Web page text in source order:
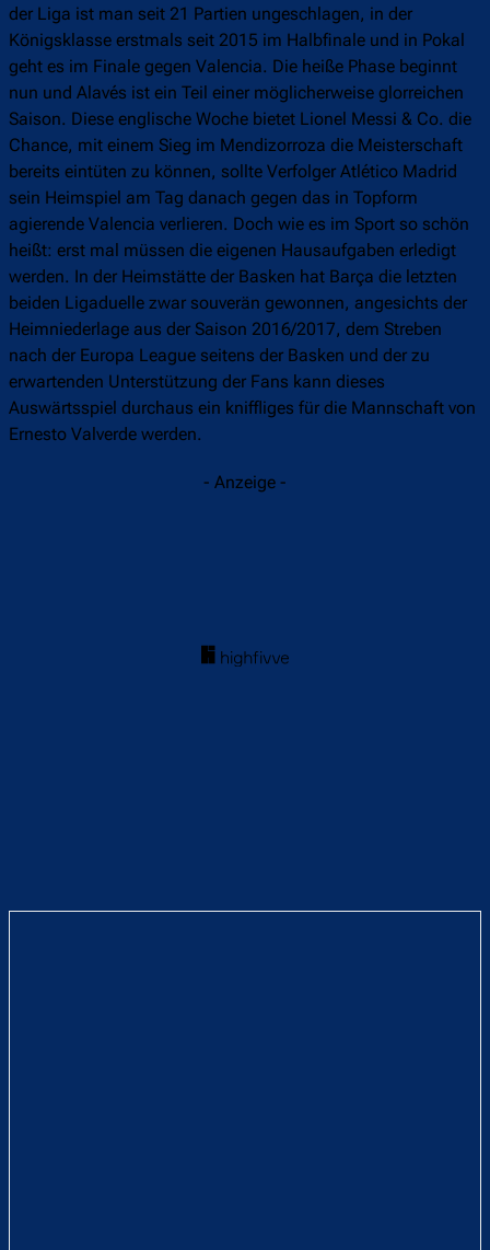
der Liga ist man seit 21 Partien ungeschlagen, in der
Königsklasse erstmals seit 2015 im Halbfinale und in Pokal
geht es im Finale gegen Valencia. Die heiße Phase beginnt
nun und Alavés ist ein Teil einer möglicherweise glorreichen
Saison. Diese englische Woche bietet Lionel Messi & Co. die
Chance, mit einem Sieg im Mendizorroza die Meisterschaft
bereits eintüten zu können, sollte Verfolger Atlético Madrid
sein Heimspiel am Tag danach gegen das in Topform
agierende Valencia verlieren. Doch wie es im Sport so schön
heißt: erst mal müssen die eigenen Hausaufgaben erledigt
werden. In der Heimstätte der Basken hat Barça die letzten
beiden Ligaduelle zwar souverän gewonnen, angesichts der
Heimniederlage aus der Saison 2016/2017, dem Streben
nach der Europa League seitens der Basken und der zu
erwartenden Unterstützung der Fans kann dieses
Auswärtsspiel durchaus ein kniffliges für die Mannschaft von
Ernesto Valverde werden.
- Anzeige -